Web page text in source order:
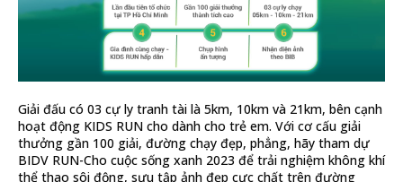
Giải đấu có 03 cự ly tranh tài là 5km, 10km và 21km, bên cạnh
hoạt động KIDS RUN cho dành cho trẻ em. Với cơ cấu giải
thưởng gần 100 giải, đường chạy đẹp, phẳng, hãy tham dự
BIDV RUN-Cho cuộc sống xanh 2023 để trải nghiệm không khí
thể thao sôi động, sưu tập ảnh đẹp cực chất trên đường